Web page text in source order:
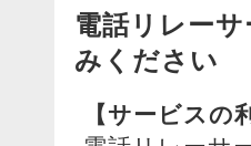
電話リレー
みください
【サービスの